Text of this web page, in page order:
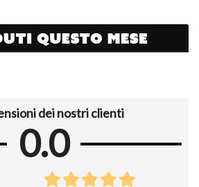
dei nostri clienti
0.0